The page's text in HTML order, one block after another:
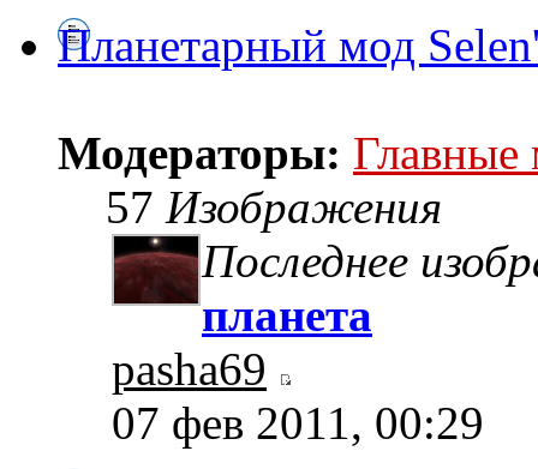
Планетарный мод
Модераторы: Главные
57 Изображения
Последнее
планета
pasha69
07 фев 2011, 00:29